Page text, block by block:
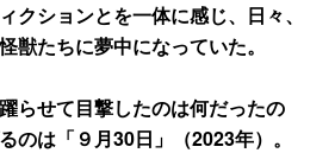
クションとを一体に感じ、日々、
獣たちに夢中になっていた。
らせて目撃したのは何だったの
は「９月30日」（2023年）。